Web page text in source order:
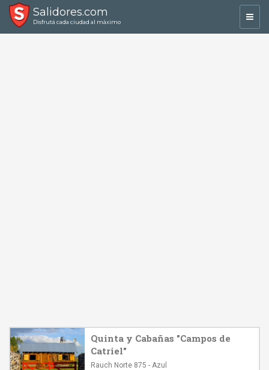
Salidores.com
Disfrutá cada ciudad al máximo
Quinta y Cabañas "Campos de
Catriel"
Rauch Norte 875 - Azul